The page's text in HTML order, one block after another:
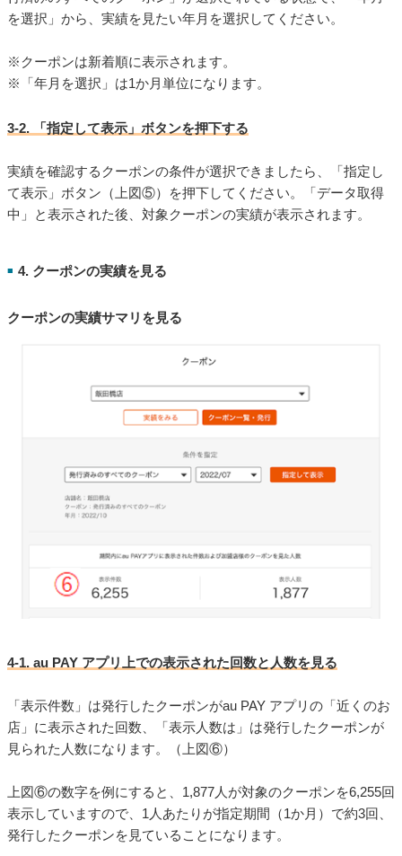
を選択」から、実績を見たい年月を選択してください。
※クーポンは新着順に表示されます。
※「年月を選択」は1か月単位になります。
3-2. 「指定して表示」ボタンを押下する
実績を確認するクーポンの条件が選択できましたら、「指定し
て表示」ボタン（上図⑤）を押下してください。「データ取得
中」と表示された後、対象クーポンの実績が表示されます。
■ 4. クーポンの実績を見る
クーポンの実績サマリを見る
4-1. au PAY アプリ上での表示された回数と人数を見る
「表示件数」は発行したクーポンがau PAY アプリの「近くのお
店」に表示された回数、「表示人数は」は発行したクーポンが
見られた人数になります。（上図⑥）
上図⑥の数字を例にすると、1,877人が対象のクーポンを6,255回
表示していますので、1人あたりが指定期間（1か月）で約3回、
発行したクーポンを見ていることになります。